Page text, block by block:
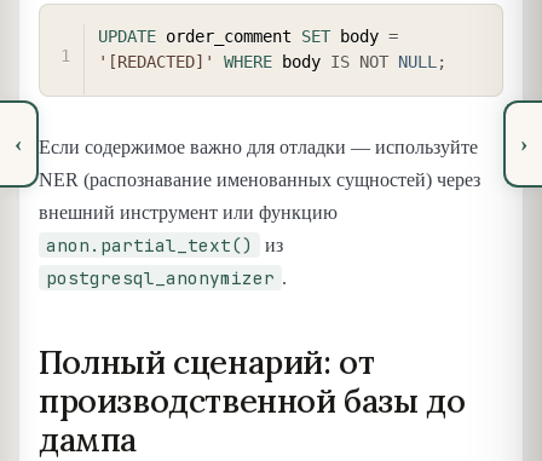
‹
UPDATE order_comment SET body =
'[REDACTED]'
WHERE body IS NOT NULL;
Если содержимое важно для отладки — используйте
NER (распознавание именованных сущностей) через
внешний инструмент или функцию
anon.partial_text() из
postgresql_anonymizer .
Полный сценарий: от
производственной базы до
дампа
›